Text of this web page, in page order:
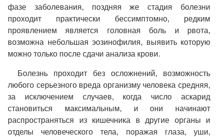
фазе заболевания, поздняя же стадия болезни
проходит практически бессимптомно, редким
проявлением является головная боль и рвота,
возможна небольшая эозинофилия, выявить которую
можно только после сдачи анализа крови.
Болезнь проходит без осложнений, возможность
любого серьезного вреда организму человека средняя,
за исключением случаев, когда число аскарид
становиться максимальным, и они начинают
распространяться из кишечника в другие органы и
отделы человеческого тела, поражая глаза, уши,